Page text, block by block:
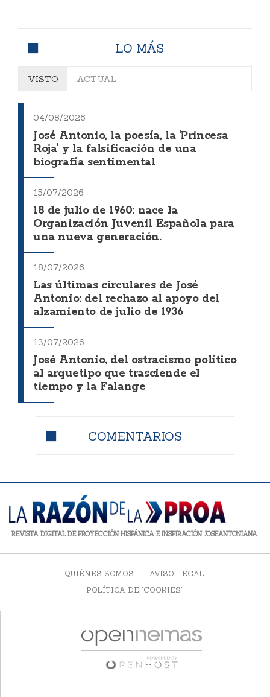
LO MÁS
VISTO ACTUAL
04/08/2026
José Antonio, la poesía, la 'Princesa
Roja' y la falsificación de una
biografía sentimental
15/07/2026
18 de julio de 1960: nace la
Organización Juvenil Española para
una nueva generación.
18/07/2026
Las últimas circulares de José
Antonio: del rechazo al apoyo del
alzamiento de julio de 1936
13/07/2026
José Antonio, del ostracismo político
al arquetipo que trasciende el
tiempo y la Falange
COMENTARIOS
REVISTA DIGITAL DE PROYECCIÓN HISPÁNICA E INSPIRACIÓN JOSEANTONIANA.
QUIÉNES SOMOS
AVISO LEGAL
POLÍTICA DE 'COOKIES'